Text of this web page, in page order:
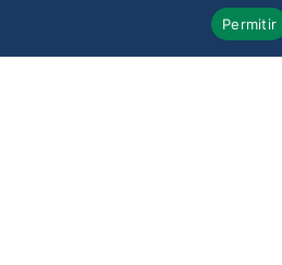
comunicación directa
Permitir